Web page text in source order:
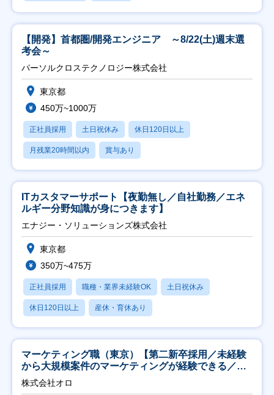
【開発】首都圏/開発エンジニア ～8/22(土)週末選
考会～
パーソルクロステクノロジー株式会社
東京都
450万~1000万
正社員採用 土日祝休み 休日120日以上
月残業20時間以内 賞与あり
ITカスタマーサポート【夜勤無し／自社勤務／エネ
ルギー分野知識が身につきます】
エナジー・ソリューションズ株式会社
東京都
350万~475万
正社員採用 職種・業界未経験OK 土日祝休み
休日120日以上 産休・育休あり
マーケティング職（東京）【第二新卒採用／未経験
から大規模案件のマーケティングが経験できる／研
修充実】
株式会社オロ